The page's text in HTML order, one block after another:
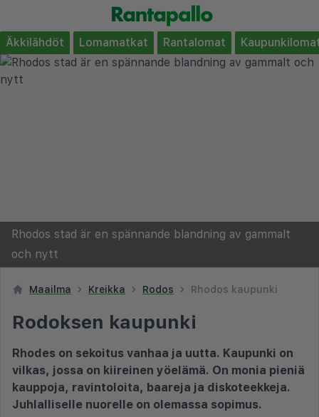
Äkkilähdöt Lomamatkat Rantalomat
Rhodos stad är en spännande blandning av gammalt
och nytt
Maailma Kreikka Rodos Rhodos kaupunki
Rodoksen kaupunki
Rhodes on sekoitus vanhaa ja uutta. Kaupunki on
vilkas, jossa on kiireinen yöelämä. On monia pieniä
kauppoja, ravintoloita, baareja ja diskoteekkeja.
Juhlalliselle nuorelle on olemassa sopimus.